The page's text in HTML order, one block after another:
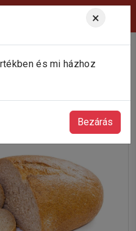
×
és mi házhoz
Bezárás
Kecskemét